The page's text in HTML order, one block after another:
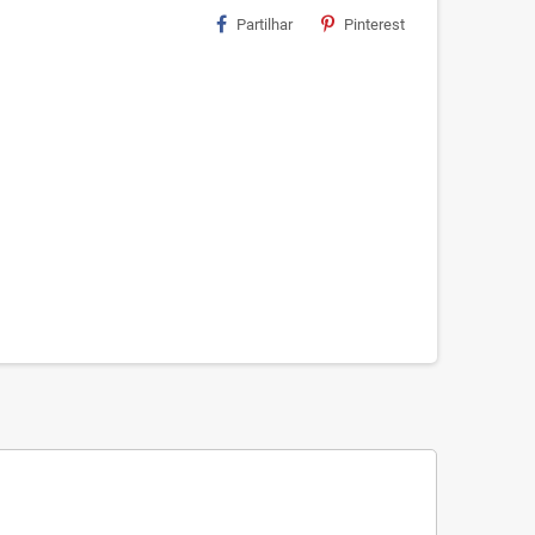
Partilhar Pinterest